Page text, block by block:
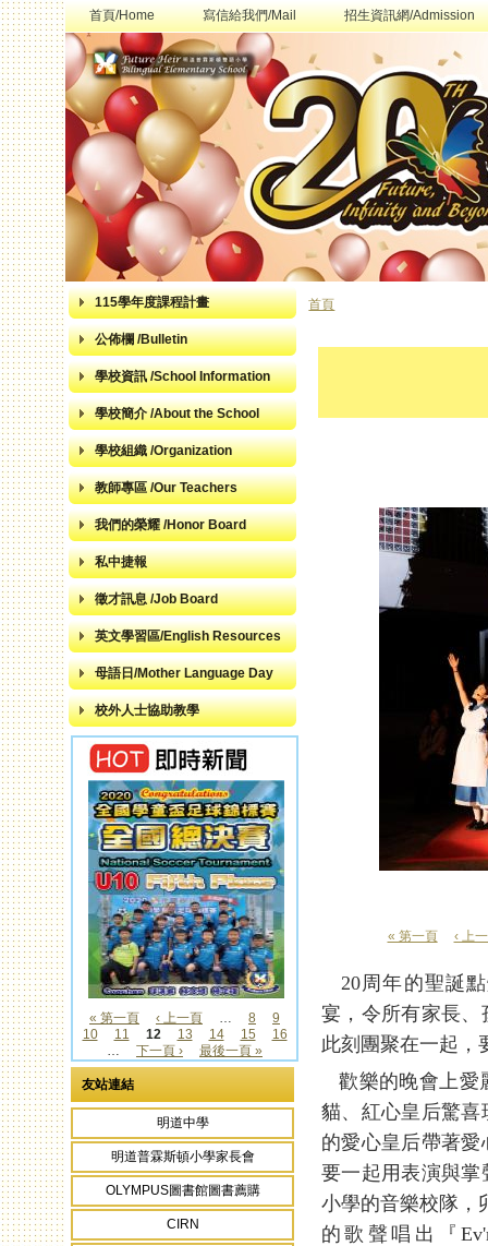
首頁/Home 寫信給我們/Mail 招生資訊網/Admission
115學年度課程計畫
公佈欄 /Bulletin
學校資訊 /School Information
學校簡介 /About the School
學校組織 /Organization
教師專區 /Our Teachers
我們的榮耀 /Honor Board
私中捷報
徵才訊息 /Job Board
英文學習區/English Resources
母語日/Mother Language Day
校外人士協助教學
頁面
« 第一頁 ‹ 上一頁 … 8
9
10
11 12 13 14 15
16
…
下一頁 › 最後一頁 »
友站連結
明道中學
明道普霖斯頓小學家長會
OLYMPUS圖書館圖書薦購
CIRN
首頁
頁面
« 第一頁 ‹ 上
20周年的聖誕點
宴，令所有家長
此刻團聚在一起，
歡樂的晚會上愛
貓、紅心皇后驚
的愛心皇后帶著
要一起用表演與掌
小學的音樂校隊，
的歌聲唱出『